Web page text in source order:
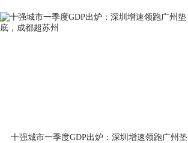
十强城市一季度GDP出炉：深圳增速领跑广州垫